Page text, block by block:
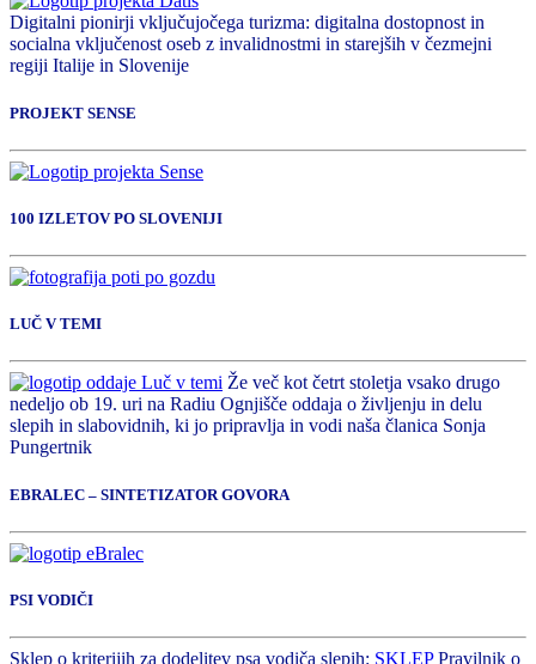
Digitalni pionirji vključujočega turizma: digitalna dostopnost in
socialna vključenost oseb z invalidnostmi in starejših v čezmejni
regiji Italije in Slovenije
PROJEKT SENSE
100 IZLETOV PO SLOVENIJI
LUČ V TEMI
Že več kot četrt stoletja vsako drugo
nedeljo ob 19. uri na Radiu Ognjišče oddaja o življenju in delu
slepih in slabovidnih, ki jo pripravlja in vodi naša članica Sonja
Pungertnik
EBRALEC – SINTETIZATOR GOVORA
PSI VODIČI
Sklep o kriterijih za dodelitev psa vodiča slepih: SKLEPPravilnik o